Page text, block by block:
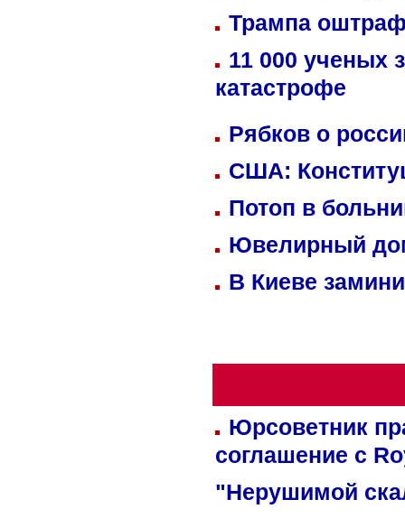
Трампа
11 000 ученых
катастрофе
Рябков о
США:
Потоп в
Ювелирный
В Киеве
Юрсоветник
соглашение с
"Нерушимой